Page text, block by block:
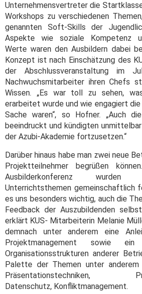
Unternehmensvertreter die
Workshops zu verschiedenen
genannten Soft-Skills der
Aspekte wie soziale Kompetenz
Werte waren den Ausbildern dabei
Konzept ist nach Einschätzung des
der Abschlussveranstaltung im
Nachwuchsmitarbeiter ihren Chefs
Wissen. „Es war toll zu sehen,
erarbeitet wurde und wie engagiert die
Sache waren“, so Hofner. „Auch
beeindruckt und kündigten
der Azubi-Akademie fortzusetzen.“
Darüber hinaus habe man zwei neue
Projektteilnehmer begrüßen
Ausbilderkonferenz
Unterrichtsthemen gemeinschaftlich
es uns besonders wichtig, auch die
Feedback der Auszubildenden
erklärt KUS- Mitarbeiterin Melanie
demnach unter anderem eine
Projektmanagement sowie
Organisationsstrukturen anderer
Palette der Themen unter anderem
Präsentationstechniken,
Datenschutz, Konfliktmanagement.